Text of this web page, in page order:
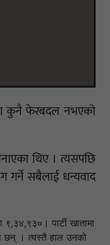
कुनै फेरबदल नभएको
थिए । त्यसपछि
गर्ने सबैलाई धन्यवाद
पार्टी खातामा
छन् । त्यस्तै हाल उनको